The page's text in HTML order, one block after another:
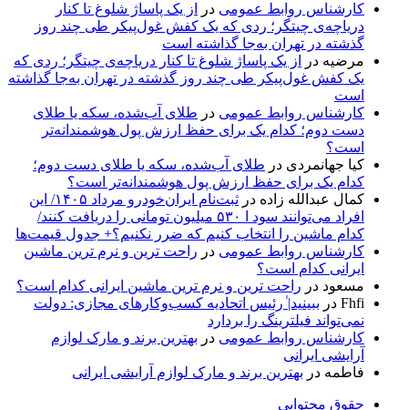
کارشناس روابط عمومی در
از یک پاساژ شلوغ تا کنار
دریاچه‌ی چیتگر؛ ردی که یک کفش غول‌پیکر طی چند روز
گذشته در تهران به‌جا گذاشته است
مرضیه در
از یک پاساژ شلوغ تا کنار دریاچه‌ی چیتگر؛ ردی که
یک کفش غول‌پیکر طی چند روز گذشته در تهران به‌جا گذاشته
است
کارشناس روابط عمومی در طلای آب‌شده، سکه یا طلای
دست دوم؛ کدام یک برای حفظ ارزش پول هوشمندانه‌تر
است؟
کیا جهانمردی در طلای آب‌شده، سکه یا طلای دست دوم؛
کدام یک برای حفظ ارزش پول هوشمندانه‌تر است؟
کمال عبدالله زاده در
ثبت‌نام ایران‌خودرو مرداد ۱۴۰۵/ این
افراد می‌توانند سود ا ۵۳۰ میلیون تومانی را دریافت کنند/
کدام ماشین را انتخاب کنیم که ضرر نکنیم؟+ جدول قیمت‌ها
کارشناس روابط عمومی در راحت ترین و نرم ترین ماشین
ایرانی کدام است؟
مسعود در راحت ترین و نرم ترین ماشین ایرانی کدام است؟
Fhfi در ببینید| ٰرئیس اتحادیه کسب‌وکارهای مجازی: دولت
نمی‌تواند فیلترینگ را بردارد
کارشناس روابط عمومی در بهترین برند و مارک لوازم
آرایشی ایرانی
فاطمه در بهترین برند و مارک لوازم آرایشی ایرانی
حقوق محتوایی